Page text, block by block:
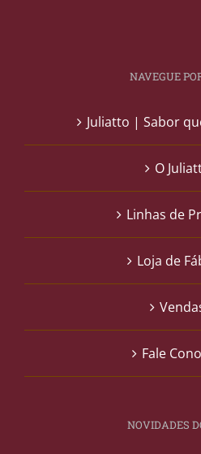
NAVEGUE
Juliatto | Sabor
O
Linhas de
Loja de
Fale
NOVIDADES